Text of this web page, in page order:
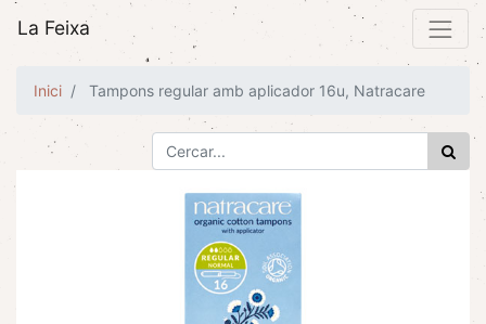
La Feixa
Inici Tampons regular amb aplicador 16u, Natracare